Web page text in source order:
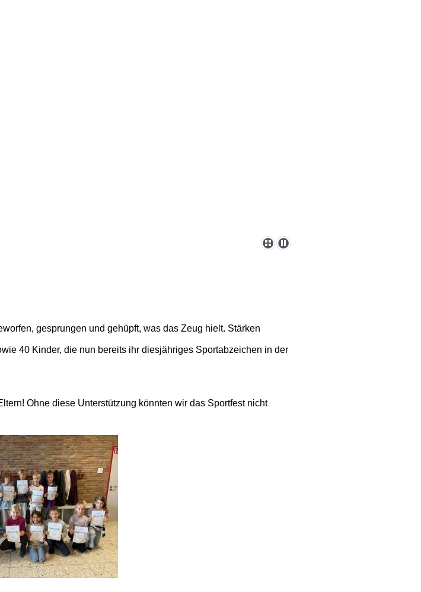
gesprungen und gehüpft, was das Zeug hielt. Stärken
40 Kinder, die nun bereits ihr diesjähriges Sportabzeichen in der
Ohne diese Unterstützung könnten wir das Sportfest nicht